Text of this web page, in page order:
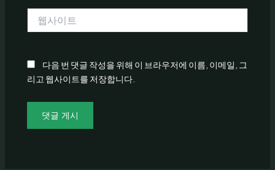
다음 번 댓글 작성을 위해 이 브라우저에 이름, 이메일, 그
리고 웹사이트를 저장합니다.